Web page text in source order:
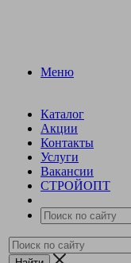
Меню
Каталог
Акции
Контакты
Услуги
Вакансии
СТРОЙОПТ